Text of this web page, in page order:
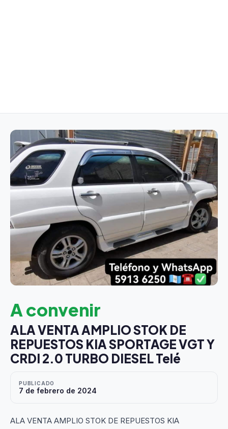
A convenir
ALA VENTA AMPLIO STOK DE
REPUESTOS KIA SPORTAGE VGT Y
CRDI 2.0 TURBO DIESEL Telé
PUBLICADO
7 de febrero de 2024
ALA VENTA AMPLIO STOK DE REPUESTOS KIA